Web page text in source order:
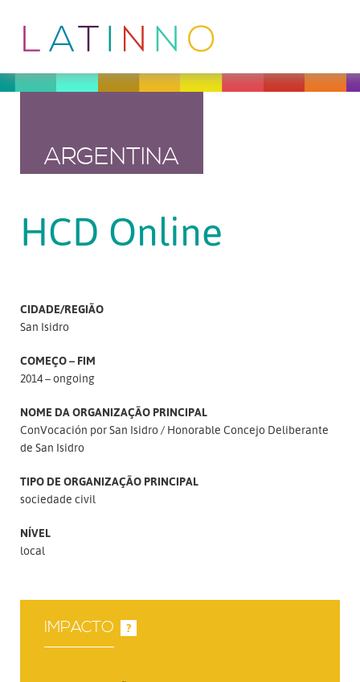
ARGENTINA
HCD Online
CIDADE/REGIÃO
San Isidro
COMEÇO – FIM
2014 – ongoing
NOME DA ORGANIZAÇÃO PRINCIPAL
ConVocación por San Isidro
Honorable Concejo Deliberante
de San Isidro
TIPO DE ORGANIZAÇÃO PRINCIPAL
sociedade civil
NÍVEL
local
IMPACTO ?